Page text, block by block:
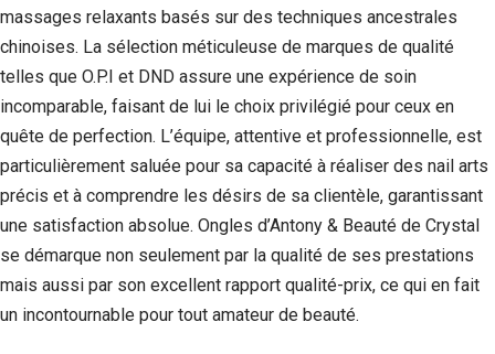
massages relaxants basés sur des techniques ancestrales
chinoises. La sélection méticuleuse de marques de qualité
telles que O.P.I et DND assure une expérience de soin
incomparable, faisant de lui le choix privilégié pour ceux en
quête de perfection. L’équipe, attentive et professionnelle, est
particulièrement saluée pour sa capacité à réaliser des nail arts
précis et à comprendre les désirs de sa clientèle, garantissant
une satisfaction absolue. Ongles d’Antony & Beauté de Crystal
se démarque non seulement par la qualité de ses prestations
mais aussi par son excellent rapport qualité-prix, ce qui en fait
un incontournable pour tout amateur de beauté.